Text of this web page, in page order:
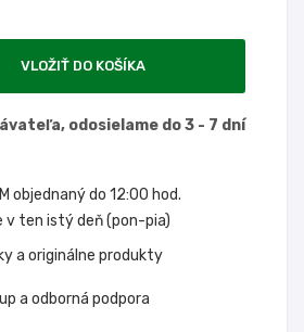
VLOŽIŤ DO KOŠÍKA
odosielame do 3 - 7 dní
objednaný do 12:00 hod.
v ten istý deň (pon-pia)
a originálne produkty
a odborná podpora